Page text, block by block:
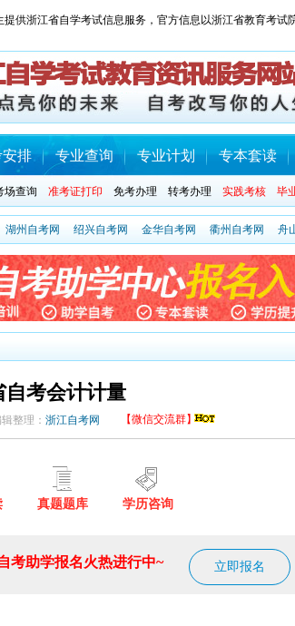
供浙江省自学考试信息服务，官方信息以浙江省教育考试
排 专业查询 专业计划 专本套读
场查询 准考证打印 免考办理 转考办理 实践考核 毕
湖州自考网 绍兴自考网 金华自考网 衢州自考网 舟
自考会计计量
整理： 浙江自考网 【微信交流群】
真题题库 学历咨询
立即报名
考助学报名火热进行中~